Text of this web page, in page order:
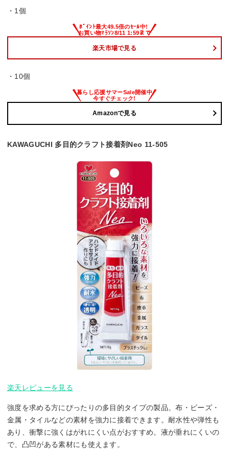
・1個
楽天市場で見る
・10個
Amazonで見る
KAWAGUCHI 多目的クラフト接着剤Neo 11-505
楽天レビューを見る
強度を求める方にぴったりの多目的タイプの製品。布・ビーズ・
金属・タイルなどの素材を強力に接着できます。耐水性や弾性も
あり、衝撃に強くはがれにくい点がおすすめ。液が垂れにくいの
で、凸凹がある素材にも使えます。